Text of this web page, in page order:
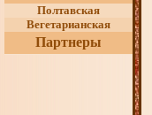
Полтавская
Вегетарианская
Партнеры